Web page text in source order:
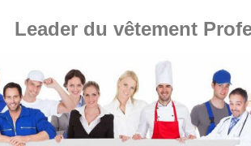
Leader du vêtement